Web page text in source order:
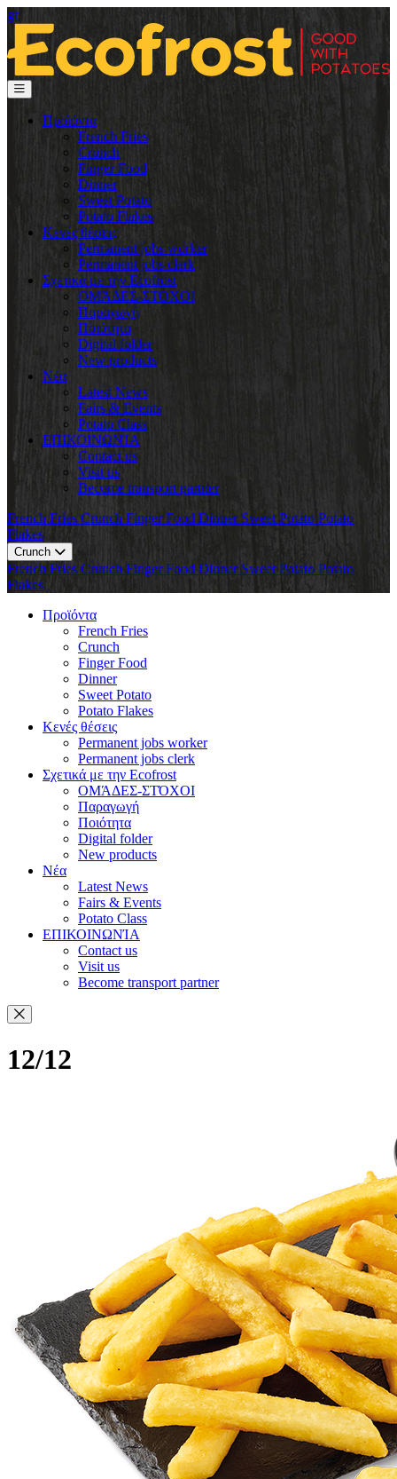
gr
Προϊόντα
French Fries
Crunch
Finger Food
Dinner
Sweet Potato
Potato Flakes
Κενές θέσεις
Permanent jobs worker
Permanent jobs clerk
Σχετικά με την Ecofrost
ΟΜΆΔΕΣ-ΣΤΌΧΟΙ
Παραγωγή
Ποιότητα
Digital folder
New products
Νέα
Latest News
Fairs & Events
Potato Class
ΕΠΙΚΟΙΝΩΝΊΑ
Contact us
Visit us
Become transport partner
French Fries Crunch Finger Food Dinner Sweet Potato Potato
Flakes
Crunch
French Fries Crunch Finger Food Dinner Sweet Potato Potato
Flakes
Προϊόντα
French Fries
Crunch
Finger Food
Dinner
Sweet Potato
Potato Flakes
Κενές θέσεις
Permanent jobs worker
Permanent jobs clerk
Σχετικά με την Ecofrost
ΟΜΆΔΕΣ-ΣΤΌΧΟΙ
Παραγωγή
Ποιότητα
Digital folder
New products
Νέα
Latest News
Fairs & Events
Potato Class
ΕΠΙΚΟΙΝΩΝΊΑ
Contact us
Visit us
Become transport partner
12/12